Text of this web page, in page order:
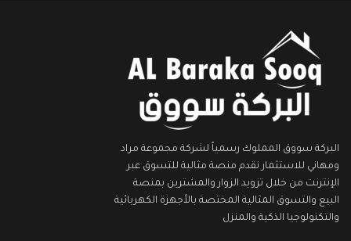
البركة سووق المملوك رسمياً لشركة مجموعة مراد
ومهاني للاستثمار نقدم منصة مثالية للتسوق عبر
الإنترنت من خلال تزويد الزوار والمشترين بمنصة
البيع والتسوق المثالية المختصة بالأجهزة الكهربائية
والتكنولوجيا الذكية والمنزل